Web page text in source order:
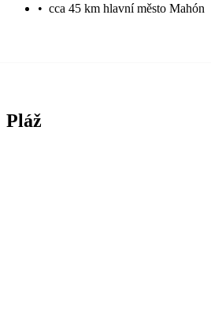
• cca 45 km hlavní město Mahón
Pláž